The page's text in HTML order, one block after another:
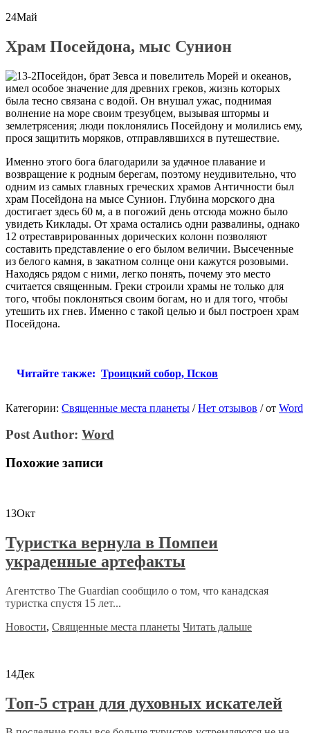
24Май
Храм Посейдона, мыс Сунион
Посейдон, брат Зевса и повелитель Морей и океанов,
имел особое значение для древних греков, жизнь которых
была тесно связана с водой. Он внушал ужас, поднимая
волнение на море своим трезубцем, вызывая штормы и
землетрясения; люди поклонялись Посейдону и молились ему,
прося защитить моряков, отправлявшихся в путешествие.
Именно этого бога благодарили за удачное плавание и
возвращение к родным берегам, поэтому неудивительно, что
одним из самых главных греческих храмов Античности был
храм Посейдона на мысе Сунион. Глубина морского дна
достигает здесь 60 м, а в погожий день отсюда можно было
увидеть Киклады. От храма остались одни развалины, однако
12 отреставрированных дорических колонн позволяют
составить представление о его былом величии. Высеченные
из белого камня, в закатном солнце они кажутся розовыми.
Находясь рядом с ними, легко понять, почему это место
считается священным. Греки строили храмы не только для
того, чтобы поклоняться своим богам, но и для того, чтобы
утешить их гнев. Именно с такой целью и был построен храм
Посейдона.
Читайте также: Троицкий собор, Псков
Категории: Священные места планеты / Нет отзывов /от Word
Post Author: Word
Похожие записи
13Окт
Туристка вернула в Помпеи
украденные артефакты
Агентство The Guardian сообщило о том, что канадская
туристка спустя 15 лет...
Новости, Священные места планеты Читать дальше
14Дек
Топ-5 стран для духовных искателей